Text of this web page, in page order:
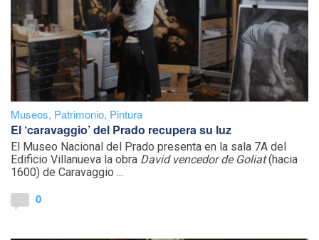
Museos, Patrimonio, Pintura
El ‘caravaggio’ del Prado recupera su luz
El Museo Nacional del Prado presenta en la sala 7A del
Edificio Villanueva la obra David vencedor de Goliat(hacia
1600) de Caravaggio ...
0